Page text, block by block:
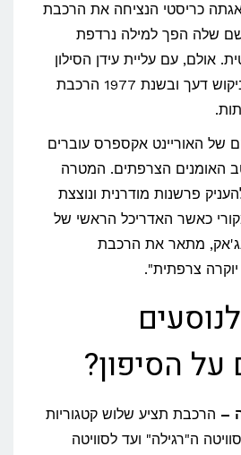
אגתה כריסטי הנציחה את הרכבת
שלה הפך למילה נרדפת
אולם, עם עליית עידן הסילון
והטיסות המהירות, הביקוש דעך ובשנת 1977 הרכבת
של האוריינט אקספרס עוברים
האומנים הצרפתים. המטרה
פרשנות מודרנית ונוצצת
כאשר האדריכל הראשי של
מתאר את הרכבת
צרפתית".
הסיפון?
הרכבת תציע שלוש קטגוריות
ה"רגילה" ועד לסוויטה